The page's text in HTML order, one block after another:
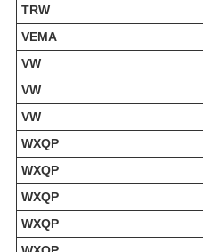
TRW
VEMA
VW
VW
VW
WXQP
WXQP
WXQP
WXQP